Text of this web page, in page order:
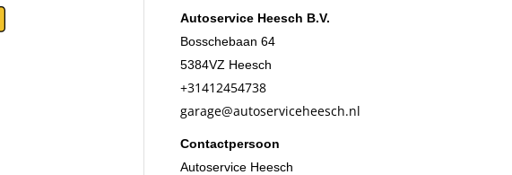
Autoservice Heesch B.V.
Bosschebaan 64
5384VZ Heesch
+31412454738
garage@autoserviceheesch.nl
Contactpersoon
Autoservice Heesch